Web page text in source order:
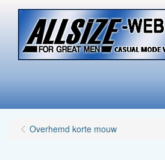
Overhemd korte mouw